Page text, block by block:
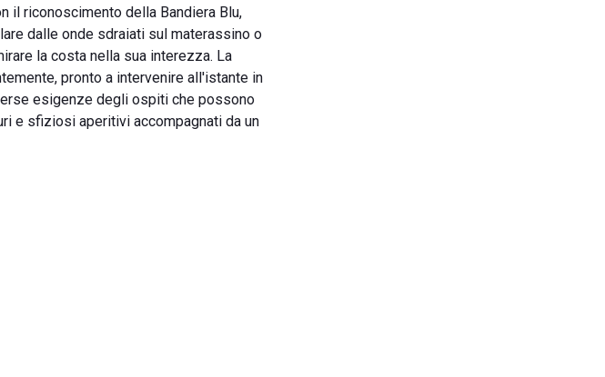
il riconoscimento della Bandiera Blu,
dalle onde sdraiati sul materassino o
la costa nella sua interezza. La
pronto a intervenire all'istante in
esigenze degli ospiti che possono
e sfiziosi aperitivi accompagnati da un